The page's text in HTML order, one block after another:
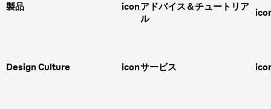
製品 icon
スキンケア
アドバイス＆チュートリア
ル
ボディグルーミング
Design Culture iconサービス